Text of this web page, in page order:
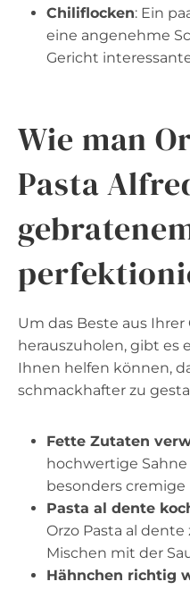
Chiliflocken: Ein
eine angenehme
Gericht
Wie man
Pasta
Um das Beste aus Ihrer
herauszuholen, gibt es
Ihnen helfen können,
schmackhafter zu
Fette Zutaten
hochwertige
besonders cremige
Pasta al dente
Orzo Pasta al
Mischen mit der
Hähnchen richtig